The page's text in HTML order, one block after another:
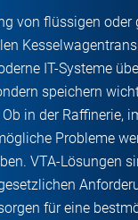
von flüssigen oder
IT-Systeme
speichern
in der Raffinerie,
Probleme
VTA-Lösungen
für eine